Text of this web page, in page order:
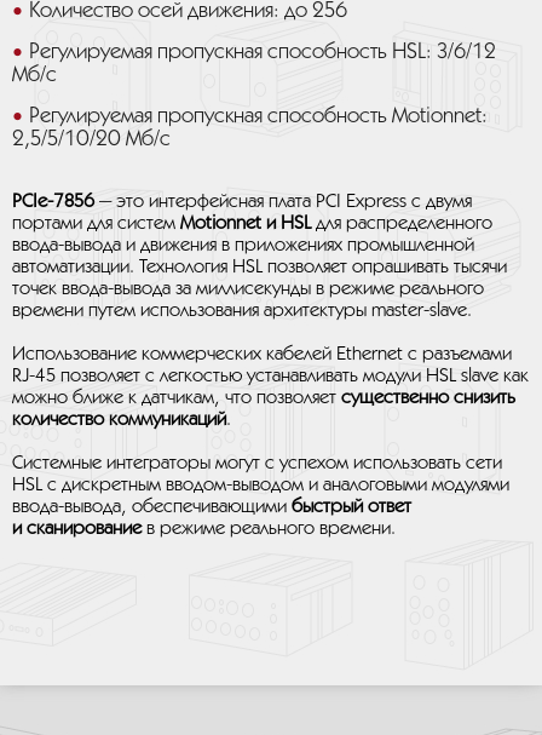
Количество осей движения: до 256
Регулируемая пропускная способность HSL: 3/6/12
Мб/с
Регулируемая пропускная способность Motionnet:
2,5/5/10/20 Мб/с
PCIe-7856— это интерфейсная плата PCI Express с двумя
портами для систем Motionnet и HSLдля распределенного
ввода-вывода и движения в приложениях промышленной
автоматизации. Технология HSL позволяет опрашивать тысячи
точек ввода-вывода за миллисекунды в режиме реального
времени путем использования архитектуры master-slave.
Использование коммерческих кабелей Ethernet с разъемами
RJ-45 позволяет с легкостью устанавливать модули HSL slave как
можно ближе к датчикам, что позволяет существенно снизить
количество коммуникаций.
Системные интеграторы могут с успехом использовать сети
HSL с дискретным вводом-выводом и аналоговыми модулями
ввода-вывода, обеспечивающими быстрый ответ
и сканированиев режиме реального времени.